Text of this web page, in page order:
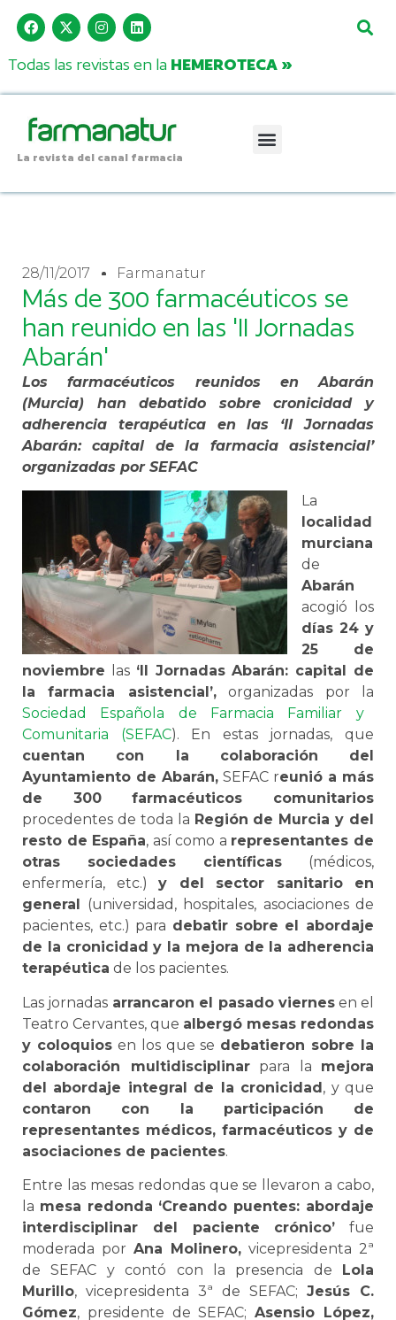
Todas las revistas en la HEMEROTECA »
La revista del canal farmacia
28/11/2017 Farmanatur
Más de 300 farmacéuticos se
han reunido en las 'II Jornadas
Abarán'
Los farmacéuticos reunidos en Abarán
(Murcia) han debatido sobre cronicidad y
adherencia terapéutica en las ‘II Jornadas
Abarán: capital de la farmacia asistencial’
organizadas por SEFAC
La
localidad
murciana
de
Abarán
acogió los
días 24 y
25 de
noviembre las ‘II Jornadas Abarán: capital de
la farmacia asistencial’,organizadas por la
Sociedad Española de Farmacia Familiar y
Comunitaria (SEFAC). En estas jornadas, que
cuentan con la colaboración del
Ayuntamiento de Abarán, SEFAC reunió a más
de 300 farmacéuticos comunitarios
procedentes de toda la Región de Murcia y del
resto de España, así como a representantes de
otras sociedades científicas (médicos,
enfermería, etc.) y del sector sanitario en
general (universidad, hospitales, asociaciones de
pacientes, etc.) para debatir sobre el abordaje
de la cronicidad y la mejora de la adherencia
terapéutica de los pacientes.
Las jornadas arrancaron el pasado viernesen el
Teatro Cervantes, que albergó mesas redondas
y coloquiosen los que se debatieron sobre la
colaboración multidisciplinarpara la mejora
del abordaje integral de la cronicidad, y que
contaron con la participación de
representantes médicos, farmacéuticos y de
asociaciones de pacientes.
Entre las mesas redondas que se llevaron a cabo,
la mesa redonda ‘Creando puentes: abordaje
interdisciplinar del paciente crónico’ fue
moderada por Ana Molinero, vicepresidenta 2ª
de SEFAC y contó con la presencia de Lola
Murillo, vicepresidenta 3ª de SEFAC; Jesús C.
Gómez, presidente de SEFAC;Asensio López,